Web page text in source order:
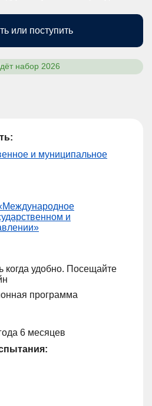
или поступить
набор 2026
и муниципальное
и
когда удобно. Посещайте
программа
6 месяцев